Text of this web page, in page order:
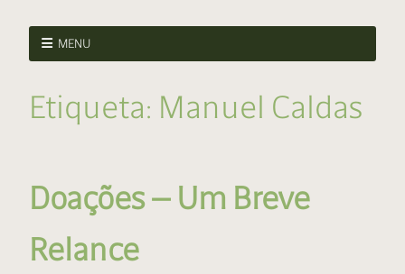
MENU
Etiqueta: Manuel Caldas
Doações — Um Breve
Relance